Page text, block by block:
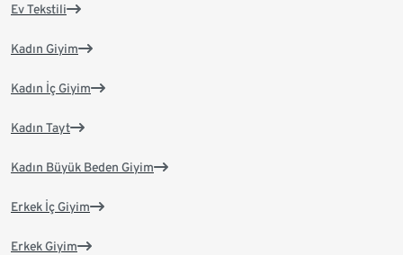
Ev Tekstili
Kadın Giyim
Kadın İç Giyim
Kadın Tayt
Kadın Büyük Beden Giyim
Erkek İç Giyim
Erkek Giyim